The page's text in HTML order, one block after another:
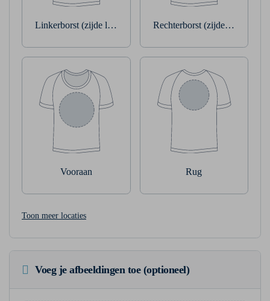
Linkerborst (zijde linkerarm) Rechterborst (zijde
Vooraan Rug
Toon meer locaties
Voeg je afbeeldingen toe (optioneel)